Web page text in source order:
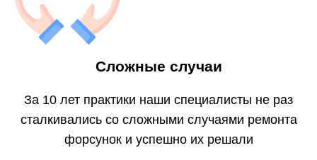
Сложные случаи
За 10 лет практики наши специалисты не раз
сталкивались со сложными случаями ремонта
форсунок и успешно их решали